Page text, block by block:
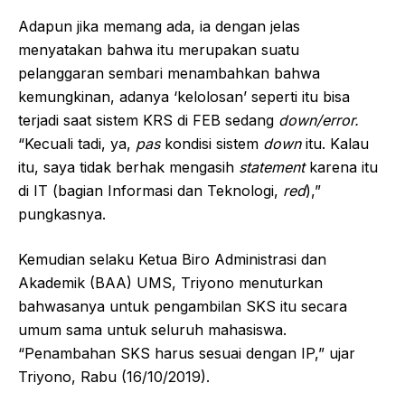
Adapun jika memang ada, ia dengan jelas
menyatakan bahwa itu merupakan suatu
pelanggaran sembari menambahkan bahwa
kemungkinan, adanya ‘kelolosan’ seperti itu bisa
terjadi saat sistem KRS di FEB sedang down/error.
“Kecuali tadi, ya, paskondisi sistem down itu. Kalau
itu, saya tidak berhak mengasih statementkarena itu
di IT (bagian Informasi dan Teknologi, red),”
pungkasnya.
Kemudian selaku Ketua Biro Administrasi dan
Akademik (BAA) UMS, Triyono menuturkan
bahwasanya untuk pengambilan SKS itu secara
umum sama untuk seluruh mahasiswa.
“Penambahan SKS harus sesuai dengan IP,” ujar
Triyono, Rabu (16/10/2019).